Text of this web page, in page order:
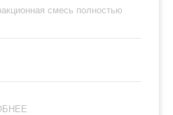
смесь полностью